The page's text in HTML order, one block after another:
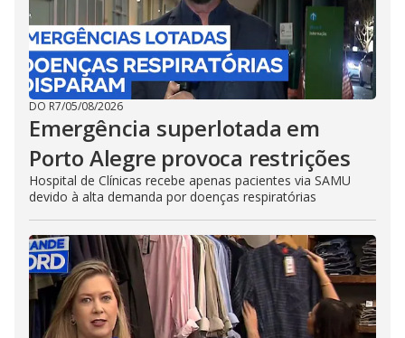
DO R7/05/08/2026
Emergência superlotada em
Porto Alegre provoca restrições
Hospital de Clínicas recebe apenas pacientes via SAMU
devido à alta demanda por doenças respiratórias